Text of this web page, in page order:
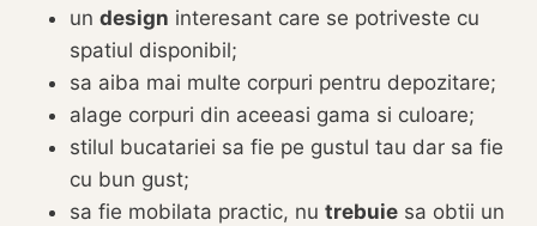
un design interesant care se potriveste cu
spatiul disponibil;
sa aiba mai multe corpuri pentru depozitare;
alage corpuri din aceeasi gama si culoare;
stilul bucatariei sa fie pe gustul tau dar sa fie
cu bun gust;
sa fie mobilata practic, nu trebuie sa obtii un